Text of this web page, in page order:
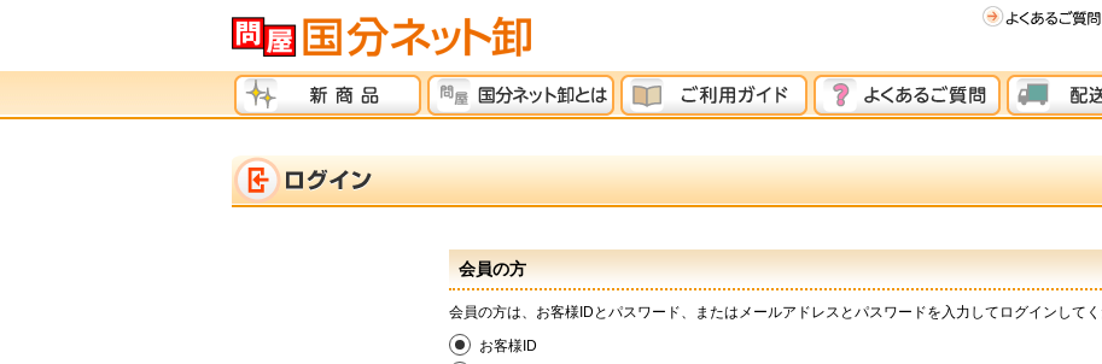
会員の方
会員の方は、お客様IDとパスワード、またはメールアドレスとパスワードを入力してログインしてく
お客様ID